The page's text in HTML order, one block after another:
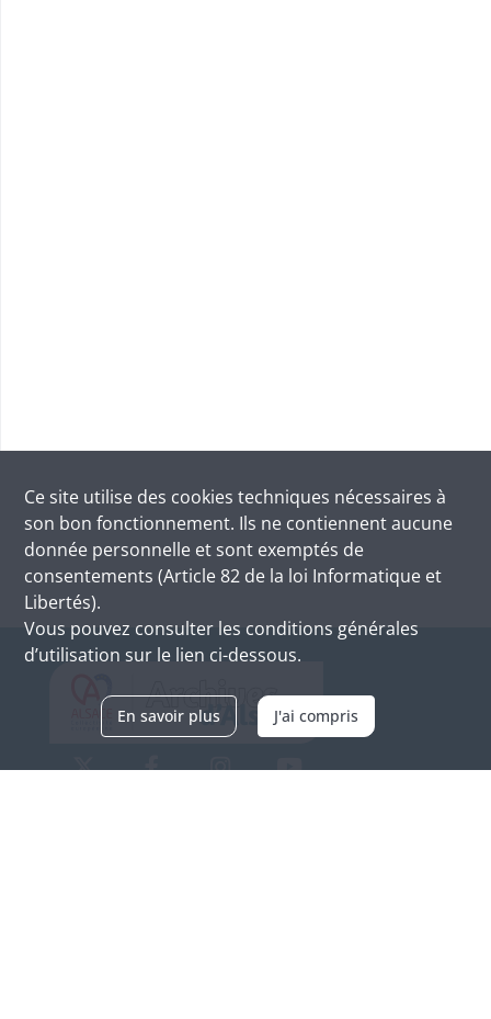
Ce site utilise des cookies techniques nécessaires à
son bon fonctionnement. Ils ne contiennent aucune
donnée personnelle et sont exemptés de
consentements (Article 82 de la loi Informatique et
Libertés).
Vous pouvez consulter les conditions générales
d’utilisation sur le lien ci-dessous.
En savoir plus J'ai compris